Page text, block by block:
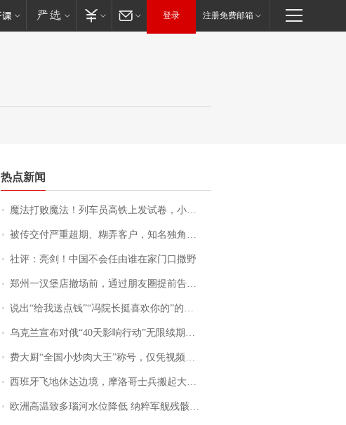
登录 注册免费邮箱
热点新闻
魔法打败魔法！列车员高铁上发试卷，小朋友一秒静音，12306回应：列车员个人行为，不是铁路规定
被传交付严重超期、糊弄客户，知名独角兽车企创始人回应：都没证据，将依法采取措施，“本人长期与美国交管局保持沟通，对方表示肯定”
社评：亮剑！中国不会任由谁在家门口撒野
郑州一汉堡店撤场前，通过朋友圈提前告知逐一退费，有顾客仅剩1元也全被退回，分文不少；顾客：言而有信，让人感动
说出“给我送点钱”“冯院长挺喜欢你的”的执行局局长被停职，被骚扰的当事人还有问题待解决
乌克兰宣布对俄“40天影响行动”无限续期，7月两国对轰数据均创纪录
费大厨“全国小炒肉大王”称号，仅凭视频评出？中国烹饪协会回应
西班牙飞地休达边境，摩洛哥士兵搬起大石块投向移民引争议，此前一天内数万人从摩洛哥涌入西班牙
欧洲高温致多瑙河水位降低 纳粹军舰残骸重见天日